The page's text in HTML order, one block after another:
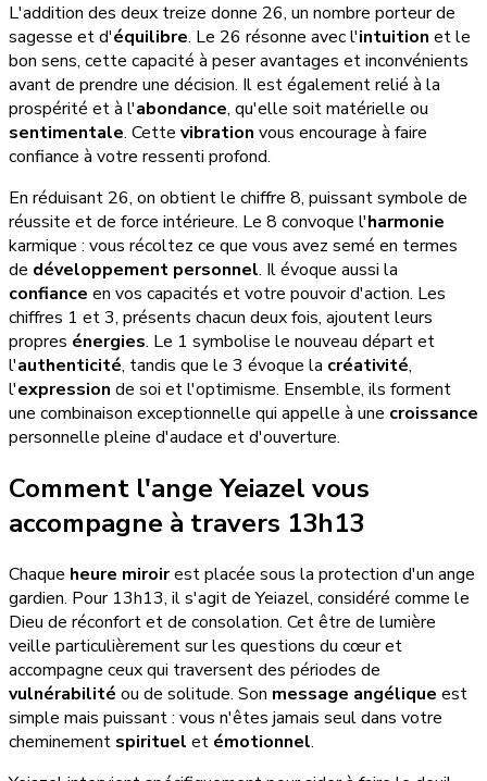
L'addition des deux treize donne 26, un nombre porteur de
sagesse et d'équilibre. Le 26 résonne avec l'intuition et le
bon sens, cette capacité à peser avantages et inconvénients
avant de prendre une décision. Il est également relié à la
prospérité et à l'abondance, qu'elle soit matérielle ou
sentimentale. Cette vibration vous encourage à faire
confiance à votre ressenti profond.
En réduisant 26, on obtient le chiffre 8, puissant symbole de
réussite et de force intérieure. Le 8 convoque l'harmonie
karmique : vous récoltez ce que vous avez semé en termes
de développement personnel. Il évoque aussi la
confiance en vos capacités et votre pouvoir d'action. Les
chiffres 1 et 3, présents chacun deux fois, ajoutent leurs
propres énergies. Le 1 symbolise le nouveau départ et
l'authenticité, tandis que le 3 évoque la créativité,
l'expression de soi et l'optimisme. Ensemble, ils forment
une combinaison exceptionnelle qui appelle à une croissance
personnelle pleine d'audace et d'ouverture.
Comment l'ange Yeiazel vous
accompagne à travers 13h13
Chaque heure miroirest placée sous la protection d'un ange
gardien. Pour 13h13, il s'agit de Yeiazel, considéré comme le
Dieu de réconfort et de consolation. Cet être de lumière
veille particulièrement sur les questions du cœur et
accompagne ceux qui traversent des périodes de
vulnérabilité ou de solitude. Son message angélique est
simple mais puissant : vous n'êtes jamais seul dans votre
cheminement spirituel et émotionnel.